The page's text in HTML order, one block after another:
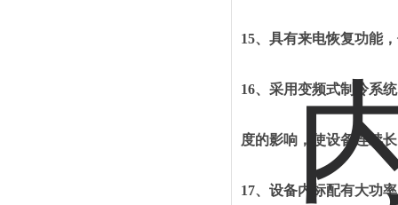
15、 具有来电恢复功能
16、 采用变频式制冷系
度的影响，使设备连续
17、 设备内标配有大功